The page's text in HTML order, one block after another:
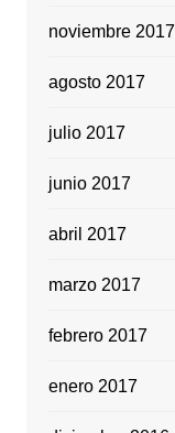
noviembre 2017
agosto 2017
julio 2017
junio 2017
abril 2017
marzo 2017
febrero 2017
enero 2017